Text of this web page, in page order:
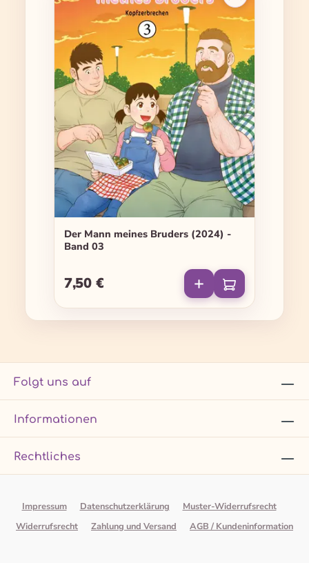
Der Mann meines Bruders (2024) -
Band 03
Regulärer Preis:
7,50 €
Folgt uns auf
Informationen
Rechtliches
Impressum Datenschutzerklärung
Muster-Widerrufsrecht
Widerrufsrecht
Zahlung und Versand AGB / Kundeninformation